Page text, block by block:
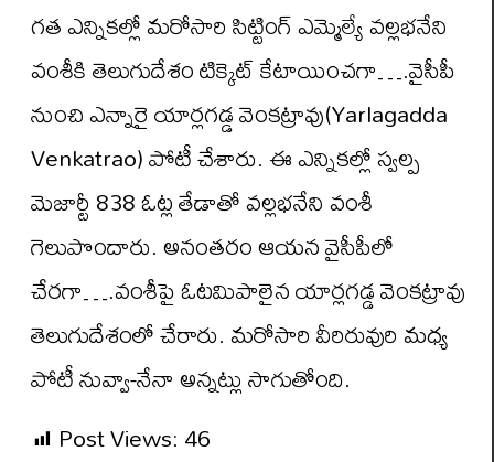
గత ఎన్నికల్లో మరోసారి సిట్టింగ్ ఎమ్మెల్యే వల్లభనేని
వంశీకి తెలుగుదేశం టిక్కెట్ కేటాయించగా….వైసీపీ
నుంచి ఎన్నారై యార్లగడ్డ వెంకట్రావు(Yarlagadda
Venkatrao) పోటీ చేశారు. ఈ ఎన్నికల్లో స్వల్ప
మెజార్టీ 838 ఓట్ల తేడాతో వల్లభనేని వంశీ
గెలుపొందారు. అనంతరం ఆయన వైసీపీలో
చేరగా….వంశీపై ఓటమిపాలైన యార్లగడ్డ వెంకట్రావు
తెలుగుదేశంలో చేరారు. మరోసారి వీరిరువురి మధ్య
పోటీ నువ్వా-నేనా అన్నట్లు సాగుతోంది.
Post Views:46